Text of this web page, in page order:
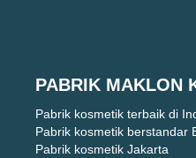
PABRIK MAKLON
Pabrik kosmetik terbaik di
Pabrik kosmetik berstandar
Pabrik kosmetik Jakarta